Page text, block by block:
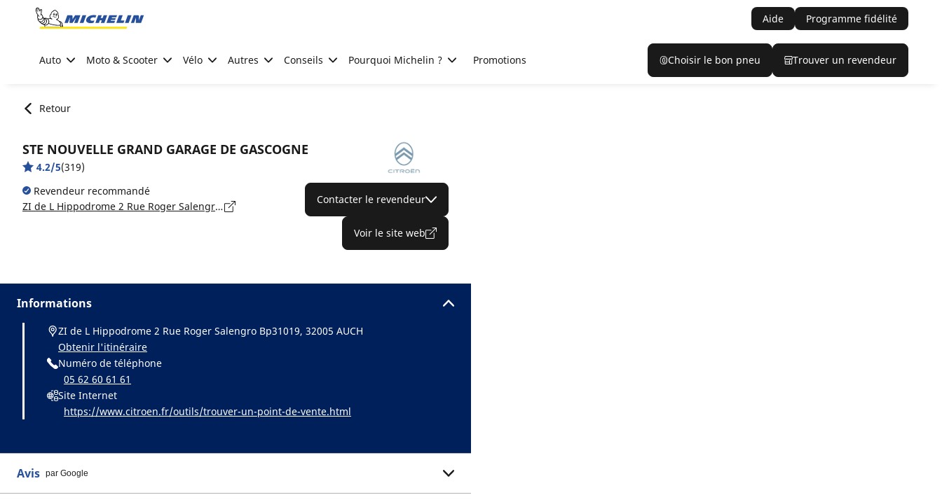
Go to page content
Aide Programme fidélité
Auto Moto & Scooter Vélo Autres Conseils Pourquoi Michelin ? Promotions Choisir le bon pneu Trouver un revendeur
Retour
STE NOUVELLE GRAND GARAGE DE GASCOGNE
4.2/5(319)
Revendeur recommandé
ZI de L Hippodrome 2 Rue Roger Salengro Bp31019, 32005 AUCH
Contacter le revendeur
Voir le site web
Informations
ZI de L Hippodrome 2 Rue Roger Salengro Bp31019, 32005 AUCH
Obtenir l'itinéraire
Numéro de téléphone
05 62 60 61 61
Site Internet
https://www.citroen.fr/outils/trouver-un-point-de-vente.html
Avis par Google